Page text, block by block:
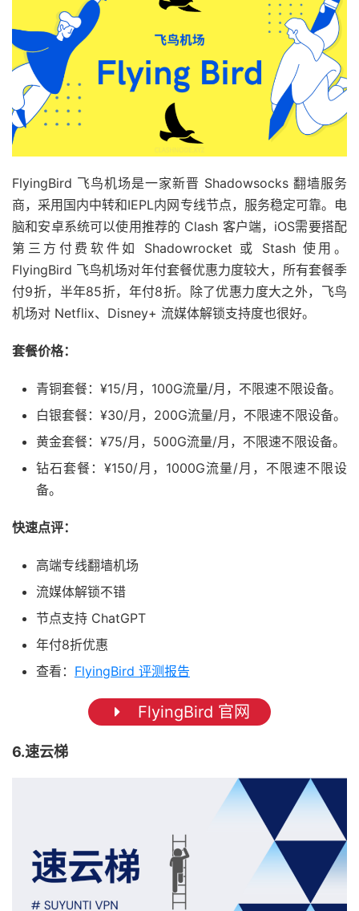
FlyingBird 飞鸟机场是一家新晋 Shadowsocks 翻墙服务
商，采用国内中转和IEPL内网专线节点，服务稳定可靠。电
脑和安卓系统可以使用推荐的 Clash 客户端，iOS需要搭配
第三方付费软件如 Shadowrocket 或 Stash 使用。
FlyingBird 飞鸟机场对年付套餐优惠力度较大，所有套餐季
付9折，半年85折，年付8折。除了优惠力度大之外，飞鸟
机场对 Netflix、Disney+ 流媒体解锁支持度也很好。
套餐价格：
青铜套餐：¥15/月，100G流量/月，不限速不限设备。
白银套餐：¥30/月，200G流量/月，不限速不限设备。
黄金套餐：¥75/月，500G流量/月，不限速不限设备。
钻石套餐：¥150/月，1000G流量/月，不限速不限设
备。
快速点评：
高端专线翻墙机场
流媒体解锁不错
节点支持 ChatGPT
年付8折优惠
查看： FlyingBird 评测报告
FlyingBird 官网
6.速云梯